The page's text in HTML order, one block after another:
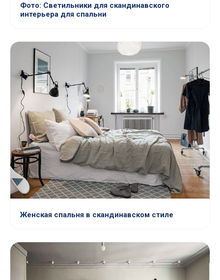
Фото: Светильники для скандинавского
интерьера для спальни
Женская спальня в скандинавском стиле